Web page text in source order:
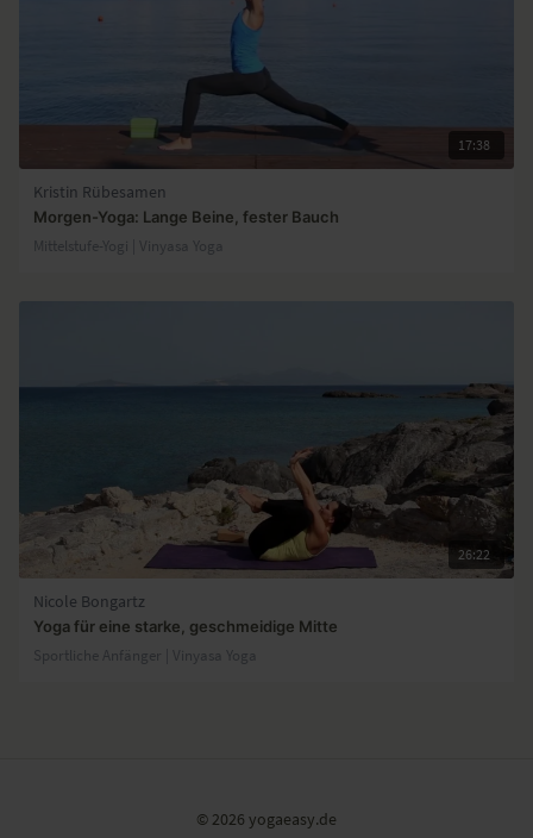
17:38
Kristin Rübesamen
Morgen-Yoga: Lange Beine, fester Bauch
Mittelstufe-Yogi | Vinyasa Yoga
26:22
Nicole Bongartz
Yoga für eine starke, geschmeidige Mitte
Sportliche Anfänger | Vinyasa Yoga
© 2026 yogaeasy.de